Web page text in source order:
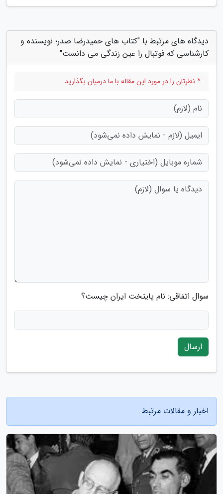
دیدگاه های مرتبط با "کتاب های حمیدرضا صدر؛ نویسنده و
کارشناسی که فوتبال را عین زندگی می دانست"
* نظرتان را در مورد این مقاله با ما درمیان بگذارید
سوال اتفاقی: نام پایتخت ایران چیست؟
ارسال
اخبار و مقالات مرتبط